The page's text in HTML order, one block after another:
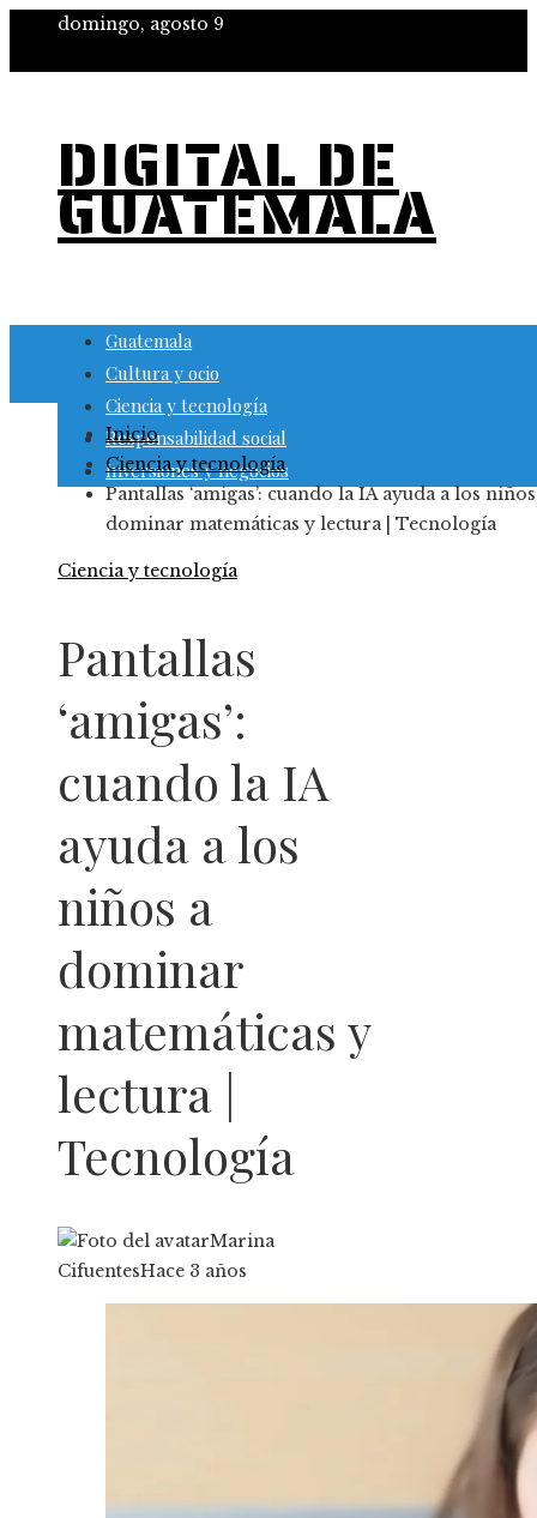
domingo, agosto 9
DIGITAL DE
GUATEMALA
Guatemala
Cultura y ocio
Ciencia y tecnología
Responsabilidad social
Inversiones y negocios
Inicio
Ciencia y tecnología
Pantallas ‘amigas’: cuando la IA ayuda a los
dominar matemáticas y lectura | Tecnología
Ciencia y tecnología
Pantallas
‘amigas’:
cuando la IA
ayuda a los
niños a
dominar
matemáticas y
lectura |
Tecnología
Marina
CifuentesHace 3 años